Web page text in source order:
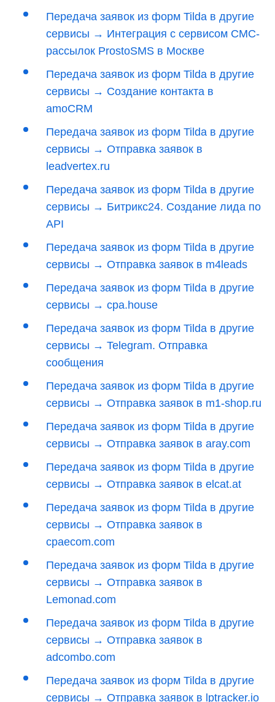
Передача заявок из форм Tilda в другие
сервисы → Интеграция с сервисом СМС-
рассылок ProstoSMS в Москве
Передача заявок из форм Tilda в другие
сервисы → Создание контакта в
amoCRM
Передача заявок из форм Tilda в другие
сервисы → Отправка заявок в
leadvertex.ru
Передача заявок из форм Tilda в другие
сервисы → Битрикс24. Создание лида по
API
Передача заявок из форм Tilda в другие
сервисы → Отправка заявок в m4leads
Передача заявок из форм Tilda в другие
сервисы → cpa.house
Передача заявок из форм Tilda в другие
сервисы → Telegram. Отправка
сообщения
Передача заявок из форм Tilda в другие
сервисы → Отправка заявок в m1-shop.ru
Передача заявок из форм Tilda в другие
сервисы → Отправка заявок в aray.com
Передача заявок из форм Tilda в другие
сервисы → Отправка заявок в elcat.at
Передача заявок из форм Tilda в другие
сервисы → Отправка заявок в
cpaecom.com
Передача заявок из форм Tilda в другие
сервисы → Отправка заявок в
Lemonad.com
Передача заявок из форм Tilda в другие
сервисы → Отправка заявок в
adcombo.com
Передача заявок из форм Tilda в другие
сервисы → Отправка заявок в lptracker.io